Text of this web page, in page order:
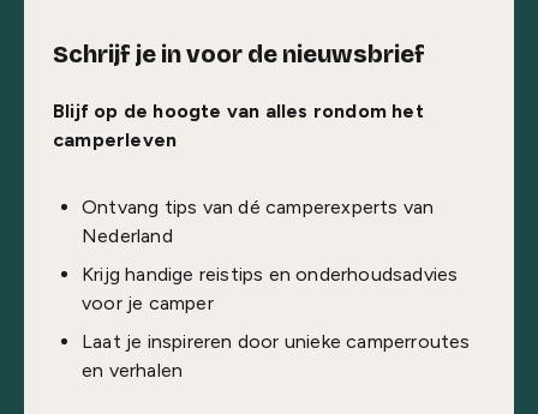
Schrijf je in voor de nieuwsbrief
Blijf op de hoogte van alles rondom het
camperleven
Ontvang tips van dé camperexperts van
Nederland
Krijg handige reistips en onderhoudsadvies
voor je camper
Laat je inspireren door unieke camperroutes
en verhalen